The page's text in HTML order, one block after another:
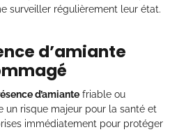
surveiller régulièrement leur état.
d’amiante
d’amiante friable ou
un risque majeur pour la santé et
immédiatement pour protéger